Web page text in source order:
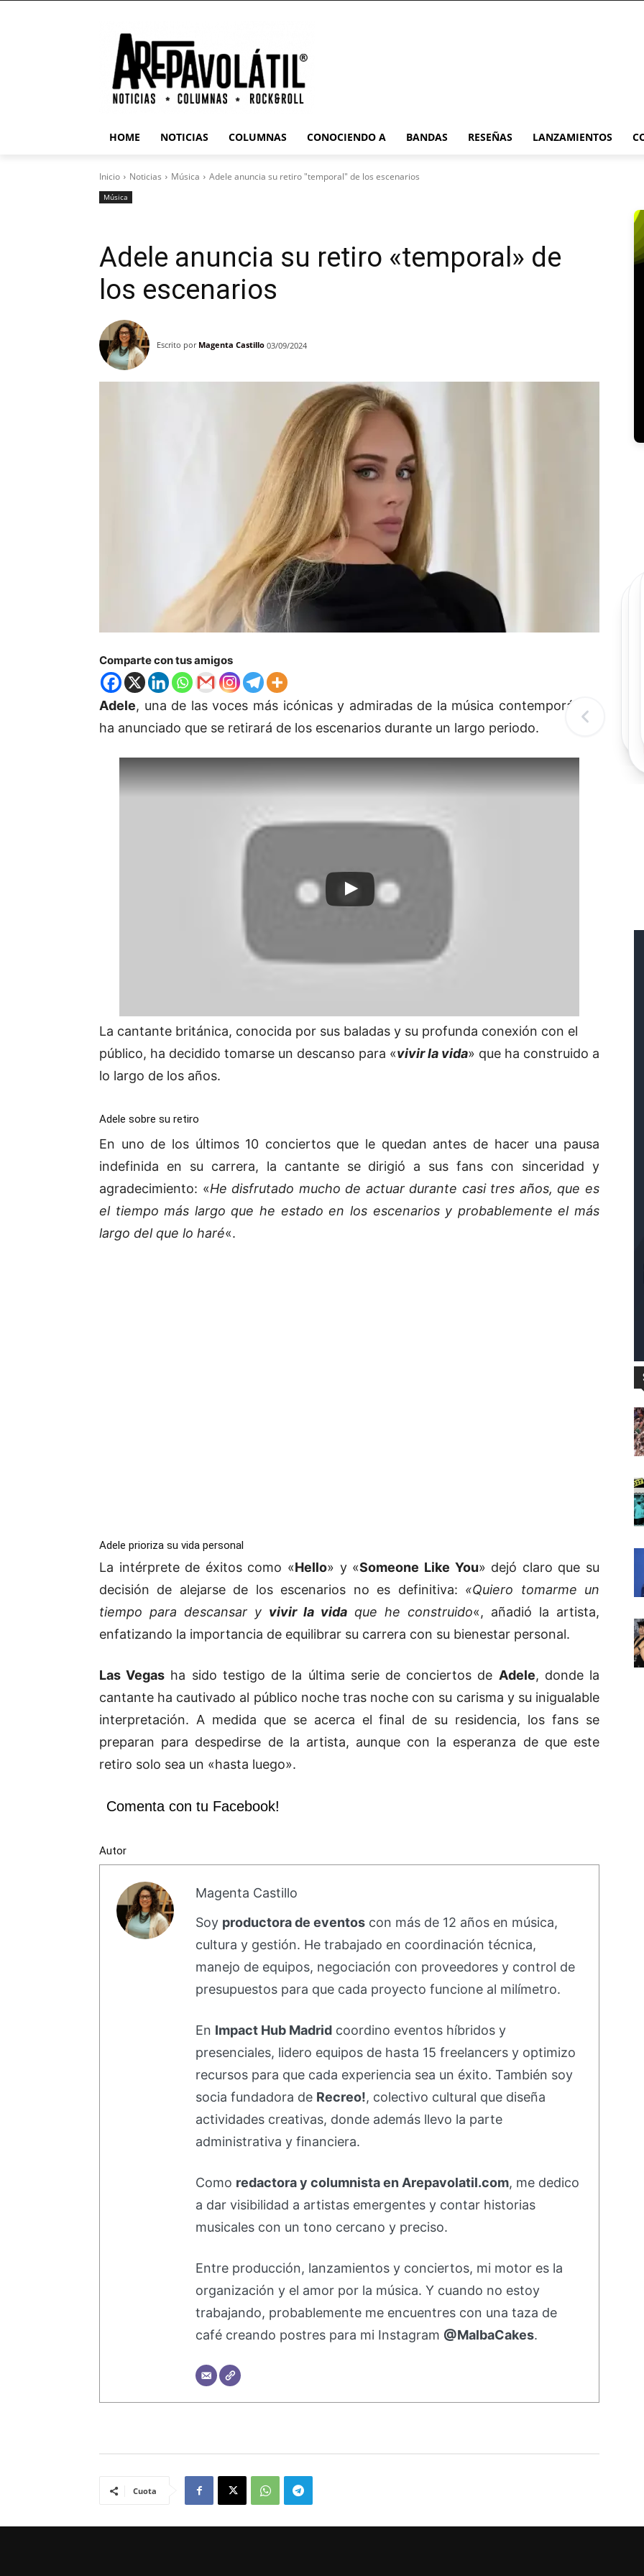
HOME NOTICIAS COLUMNAS CONOCIENDO A BANDAS RESEÑAS LANZAMIENTOS
Inicio Noticias Música Adele anuncia su retiro "temporal" de los escenarios
Música
Adele anuncia su retiro «temporal» de
los escenarios
Escrito por Magenta Castillo 03/09/2024
Comparte con tus amigos
Adele, una de las voces más icónicas y admiradas de la música contemporánea,
ha anunciado que se retirará de los escenarios durante un largo periodo.
La cantante británica, conocida por sus baladas y su profunda conexión con el
público, ha decidido tomarse un descanso para «vivir la vida» que ha construido a
lo largo de los años.
Adele sobre su retiro
En uno de los últimos 10 conciertos que le quedan antes de hacer una pausa
indefinida en su carrera, la cantante se dirigió a sus fans con sinceridad y
agradecimiento: «He disfrutado mucho de actuar durante casi tres años, que es
el tiempo más largo que he estado en los escenarios y probablemente el más
largo del que lo haré«.
Adele prioriza su vida personal
La intérprete de éxitos como «Hello» y «Someone Like You» dejó claro que su
decisión de alejarse de los escenarios no es definitiva: «Quiero tomarme un
tiempo para descansar y vivir la vida que he construido«, añadió la artista,
enfatizando la importancia de equilibrar su carrera con su bienestar personal.
Las Vegas ha sido testigo de la última serie de conciertos de Adele, donde la
cantante ha cautivado al público noche tras noche con su carisma y su inigualable
interpretación. A medida que se acerca el final de su residencia, los fans se
preparan para despedirse de la artista, aunque con la esperanza de que este
retiro solo sea un «hasta luego».
Comenta con tu Facebook!
Autor
Magenta Castillo
Soy productora de eventoscon más de 12 años en música,
cultura y gestión. He trabajado en coordinación técnica,
manejo de equipos, negociación con proveedores y control de
presupuestos para que cada proyecto funcione al milímetro.
En Impact Hub Madridcoordino eventos híbridos y
presenciales, lidero equipos de hasta 15 freelancers y optimizo
recursos para que cada experiencia sea un éxito. También soy
socia fundadora de Recreo!, colectivo cultural que diseña
actividades creativas, donde además llevo la parte
administrativa y financiera.
Como redactora y columnista en Arepavolatil.com, me dedico
a dar visibilidad a artistas emergentes y contar historias
musicales con un tono cercano y preciso.
Entre producción, lanzamientos y conciertos, mi motor es la
organización y el amor por la música. Y cuando no estoy
trabajando, probablemente me encuentres con una taza de
café creando postres para mi Instagram @MalbaCakes.
Cuota